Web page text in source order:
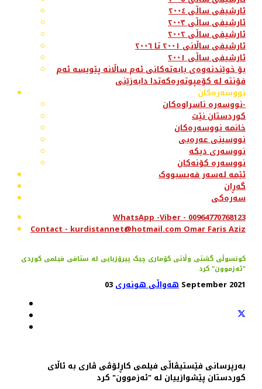
ئارشیفی ساڵی ٢٠٠٤
ئارشیفی ساڵی ٢٠٠٣
ئارشیفی ساڵی ٢٠٠٢
ئارشیفی ساڵانی ٢٠٠١ تا ٢٠٠٦
ئارشیفی ساڵی ٢٠٠١
بۆ خوێندنەوەی بابەتەکانی ئەم ساڵانە پێویسە ئەم
فۆنتە لە کۆمپوتەرەکەتدا دابەزێنی
نووسەرەکان
نووسەرە ناسراوەکان-
کوردستان نێت
خانمە نووسەرەکان
نووسینی عەرەبی
نووسەری دیکە
نووسەرە کۆنەکان
ئێمە لەسەر فەیسبووک
گەڕان
سەرەکی
WhatsApp -Viber - 00964770768123
Contact - kurdistannet@hotmail.com Omar Faris Aziz
کونسوڵی گشتی وڵاتی کۆماری چیک پیرۆزبایی لە ستافی فیلمی کوردی
"ئەزموون" کرد
هەواڵی هونەری 03 September 2021
به‌رپرسانی فێستیڤاڵی فیلمی کاڕلۆڤی ڤاری به ئاڵای
کوردستان پێشوازییان له "ئەزموون" کرد